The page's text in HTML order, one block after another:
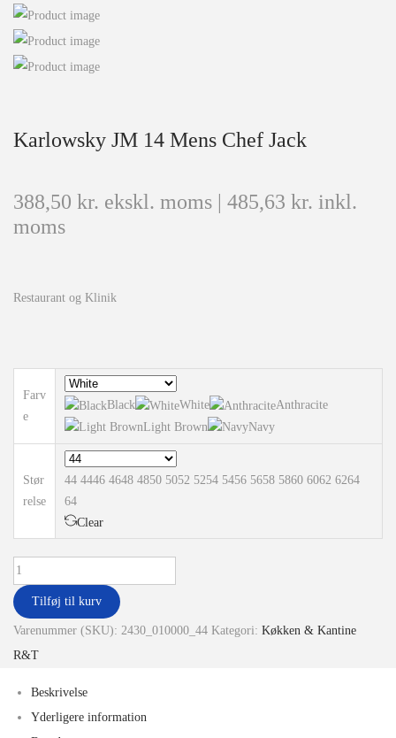
Karlowsky JM 14 Mens Chef Jack
388,50 kr. ekskl. moms | 485,63 kr. inkl.
moms
Restaurant og Klinik
Farv
e
Black White
Anthracite
Light Brown
Navy
Stør
relse
44 4446 4648 4850 5052 5254 5456 5658 5860 6062 6264
64
Clear
Tilføj til kurv
Varenummer (SKU): 2430_010000_44 Kategori: Køkken & Kantine
R&T
Beskrivelse
Yderligere information